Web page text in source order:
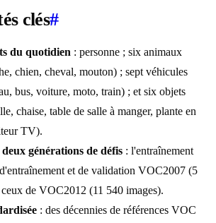
clés#
du quotidien : personne ; six animaux
chien, cheval, mouton) ; sept véhicules
bus, voiture, moto, train) ; et six objets
chaise, table de salle à manger, plante en
TV).
générations de défis : l'entraînement
et de validation VOC2007 (5
de VOC2012 (11 540 images).
: des décennies de références VOC